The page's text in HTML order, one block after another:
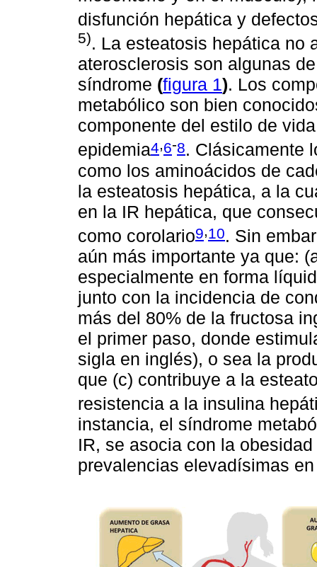
disfunción hepática y
5). La esteatosis hepática no
aterosclerosis son algunas
síndrome (figura 1). Los
metabólico son bien
componente del estilo de
epidemia4,6-8. Clásicamente
como los aminoácidos de
la esteatosis hepática, a la
en la IR hepática, que
como corolario9 10. Sin
aún más importante ya que:
especialmente en forma
junto con la incidencia de
más del 80% de la fructosa
el primer paso, donde
sigla en inglés), o sea la
que (c) contribuye a la
resistencia a la insulina
instancia, el síndrome
IR, se asocia con la
prevalencias elevadísimas